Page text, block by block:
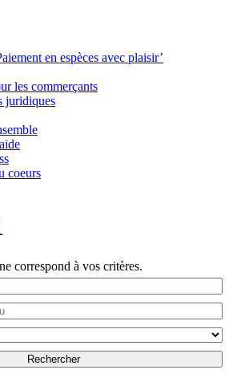
en espèces avec plaisir’
les commerçants
juridiques
coeurs
correspond à vos critères.